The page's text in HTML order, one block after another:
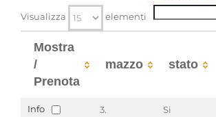
Visualizza elementi
Mostra
/
Prenota
mazzo stato
Info 3. Si